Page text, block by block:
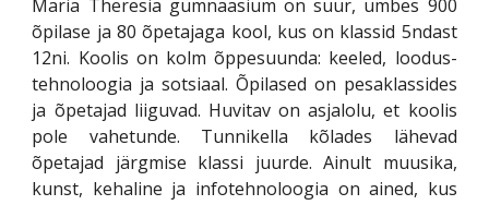
Maria Theresia gümnaasium on suur, umbes 900
õpilase ja 80 õpetajaga kool, kus on klassid 5ndast
12ni. Koolis on kolm õppesuunda: keeled, loodus-
tehnoloogia ja sotsiaal. Õpilased on pesaklassides
ja õpetajad liiguvad. Huvitav on asjalolu, et koolis
pole vahetunde. Tunnikella kõlades lähevad
õpetajad järgmise klassi juurde. Ainult muusika,
kunst, kehaline ja infotehnoloogia on ained, kus